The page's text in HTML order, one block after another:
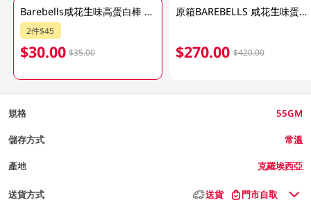
Barebells咸花生味高蛋白棒 55GM
2件$45
$30.00 $35.00
原箱BAREBELLS 咸花生味蛋白棒 12 X 55GM
$270.00 $420.00
規格 55GM
儲存方式 常溫
產地 克羅埃西亞
送貨方式 送貨 門市自取